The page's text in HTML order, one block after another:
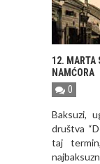
12. MARTA
NAMĆORA
0
Baksuzi,
društva
taj